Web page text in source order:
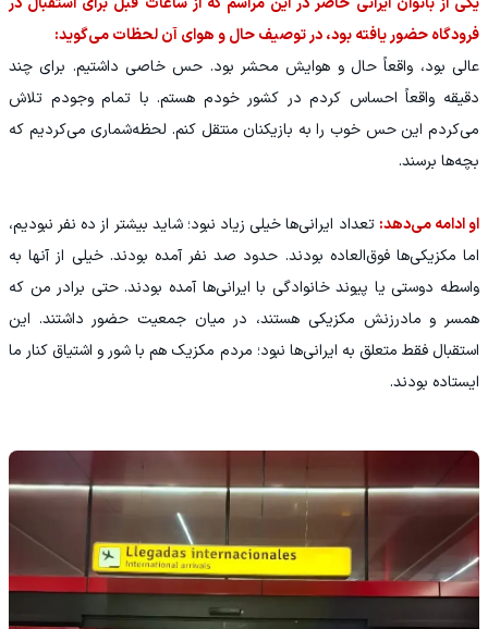
فرودگاه حضور یافته بود، در توصیف حال و هوای آن لحظات می‌گوید:
عالی بود، واقعاً حال و هوایش محشر بود. حس خاصی داشتیم. برای چند
دقیقه واقعاً احساس کردم در کشور خودم هستم. با تمام وجودم تلاش
می‌کردم این حس خوب را به بازیکنان منتقل کنم. لحظه‌شماری می‌کردیم که
بچه‌ها برسند.
او ادامه می‌دهد: تعداد ایرانی‌ها خیلی زیاد نبود؛ شاید بیشتر از ده نفر نبودیم،
اما مکزیکی‌ها فوق‌العاده بودند. حدود صد نفر آمده بودند. خیلی از آنها به
واسطه دوستی یا پیوند خانوادگی با ایرانی‌ها آمده بودند. حتی برادر من که
همسر و مادرزنش مکزیکی هستند، در میان جمعیت حضور داشتند. این
استقبال فقط متعلق به ایرانی‌ها نبود؛ مردم مکزیک هم با شور و اشتیاق کنار ما
ایستاده بودند.